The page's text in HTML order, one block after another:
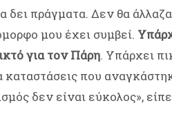
δει πράγματα. Δεν θα
μου έχει συμβεί.
για τον Πάρη. Υπάρχει
καταστάσεις που
δεν είναι εύκολος»,